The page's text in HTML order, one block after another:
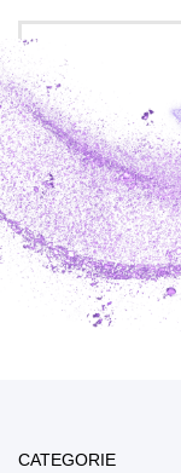
CATEGORIE